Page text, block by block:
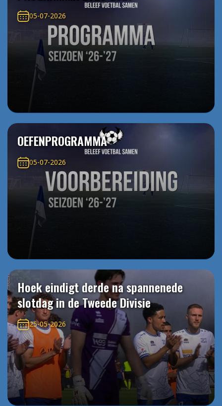
05-07-2026
OEFENPROGRAMMA
05-07-2026
Hoek eindigt derde na spannenede
slotdag in de Tweede Divisie
25-05-2026